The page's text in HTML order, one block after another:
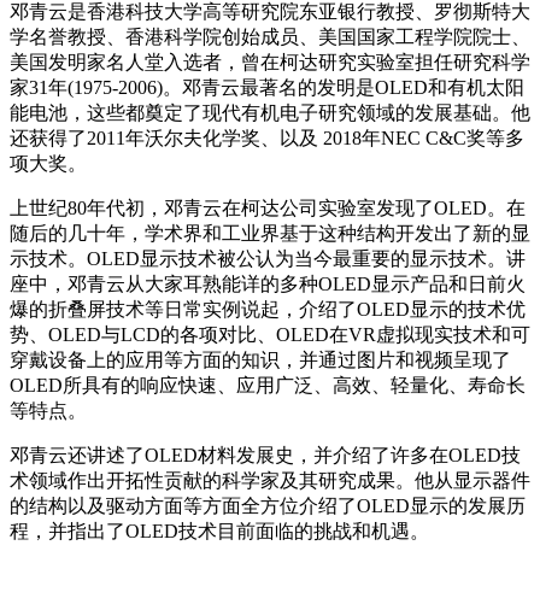
邓青云是香港科技大学高等研究院东亚银行教授、罗彻斯特大
学名誉教授、香港科学院创始成员、美国国家工程学院院士、
美国发明家名人堂入选者，曾在柯达研究实验室担任研究科学
家31年(1975-2006)。邓青云最著名的发明是OLED和有机太阳
能电池，这些都奠定了现代有机电子研究领域的发展基础。他
还获得了2011年沃尔夫化学奖、以及 2018年NEC C&C奖等多
项大奖。
上世纪80年代初，邓青云在柯达公司实验室发现了OLED。在
随后的几十年，学术界和工业界基于这种结构开发出了新的显
示技术。OLED显示技术被公认为当今最重要的显示技术。讲
座中，邓青云从大家耳熟能详的多种OLED显示产品和日前火
爆的折叠屏技术等日常实例说起，介绍了OLED显示的技术优
势、OLED与LCD的各项对比、OLED在VR虚拟现实技术和可
穿戴设备上的应用等方面的知识，并通过图片和视频呈现了
OLED所具有的响应快速、应用广泛、高效、轻量化、寿命长
等特点。
邓青云还讲述了OLED材料发展史，并介绍了许多在OLED技
术领域作出开拓性贡献的科学家及其研究成果。他从显示器件
的结构以及驱动方面等方面全方位介绍了OLED显示的发展历
程，并指出了OLED技术目前面临的挑战和机遇。